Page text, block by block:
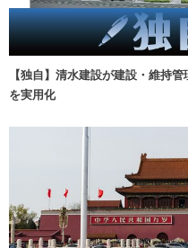
【独自】清水建設が建設・維持
を実用化